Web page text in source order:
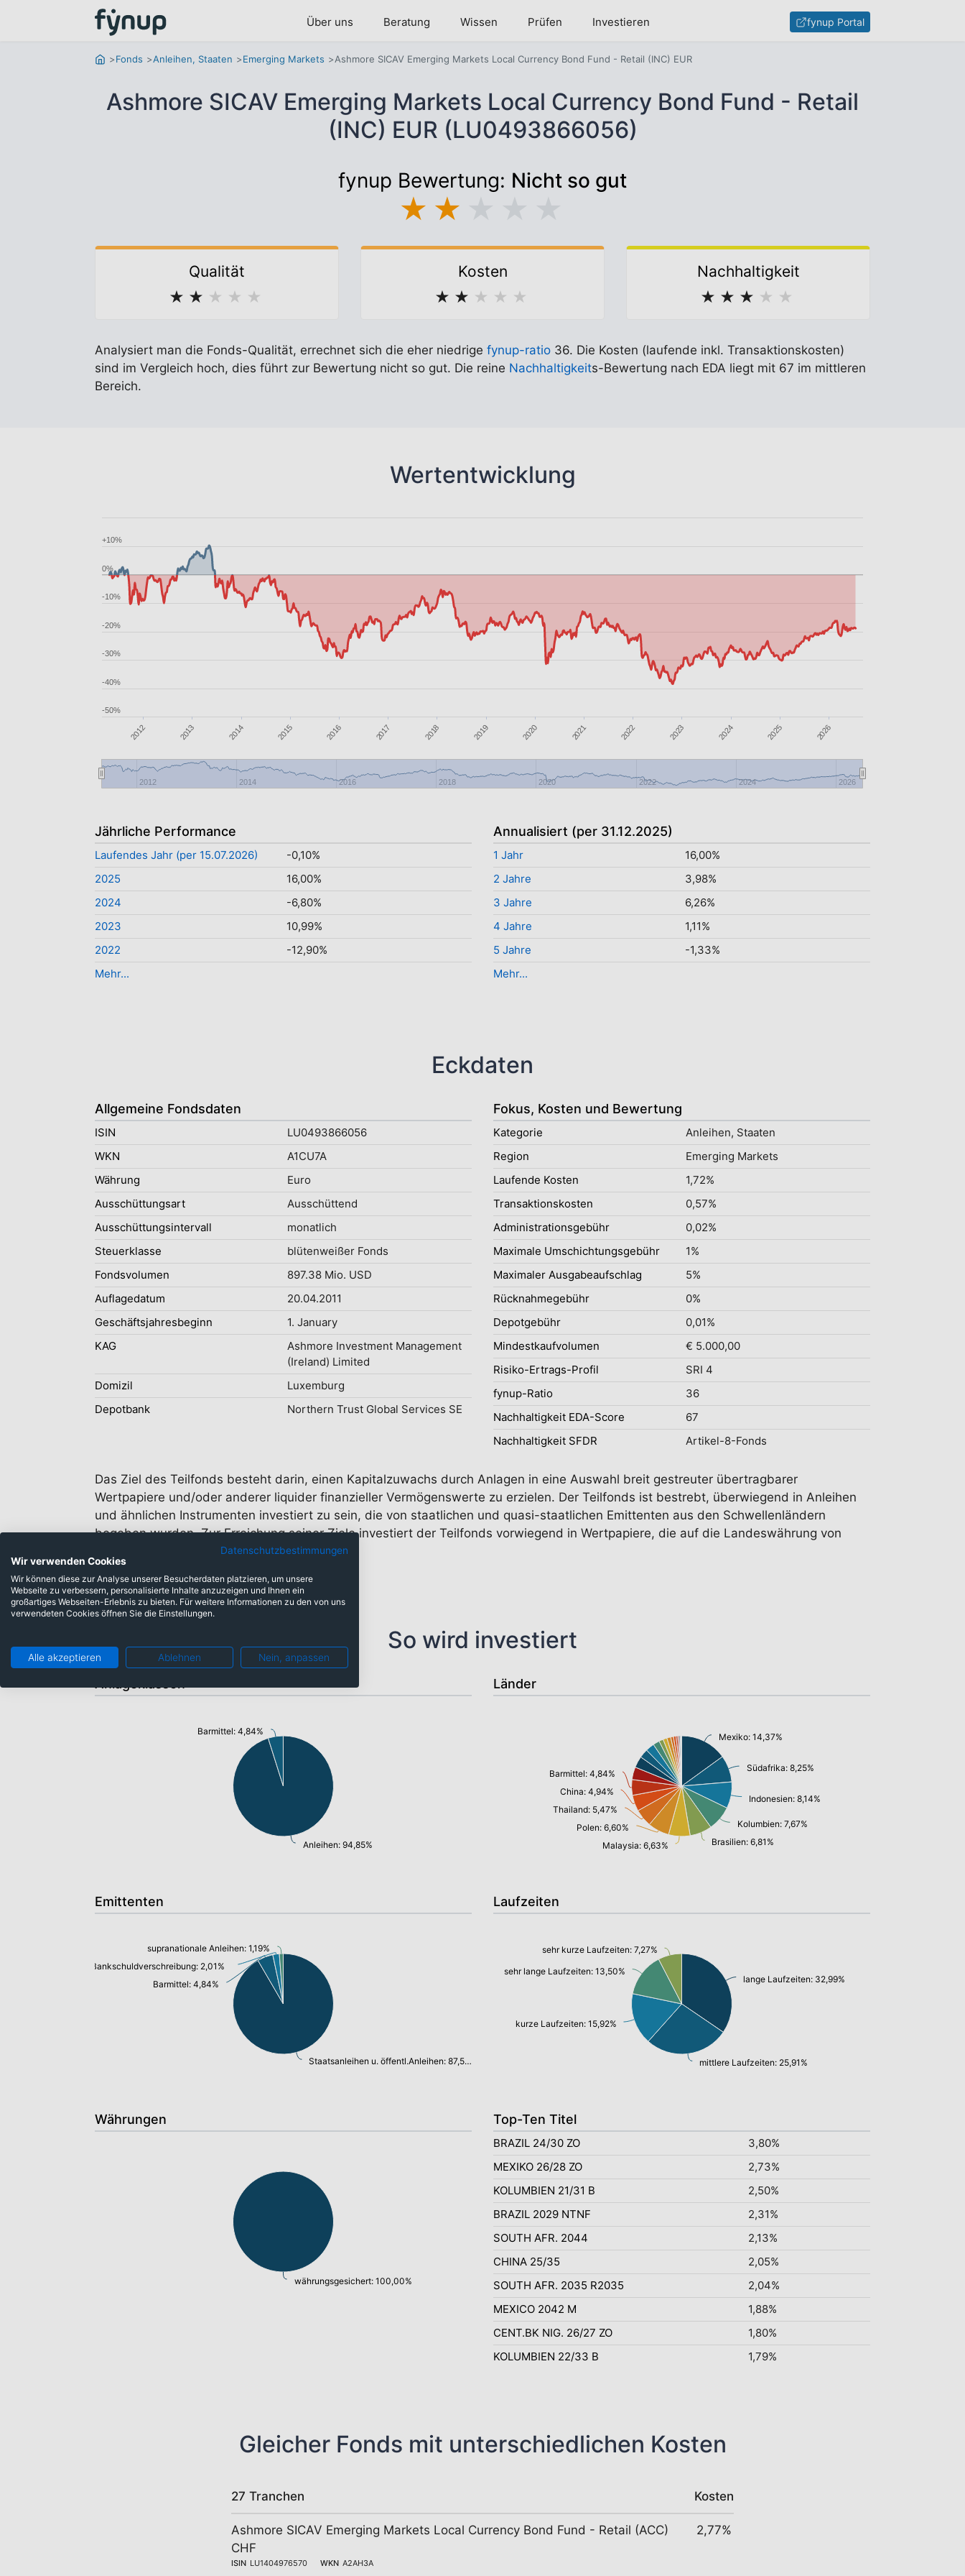
Über uns Beratung Wissen Prüfen Investieren fynup Portal
Fonds Anleihen, Staaten Emerging Markets Ashmore SICAV Emerging Markets Local Currency Bond Fund - Retail (INC) EUR
Ashmore SICAV Emerging Markets Local Currency Bond Fund - Retail
(INC) EUR (LU0493866056)
fynup Bewertung: Nicht so gut
★ ★
Qualität
★ ★ ★ ★ ★
Kosten
★ ★ ★ ★ ★
Nachhaltigkeit
★ ★ ★ ★ ★
Analysiert man die Fonds-Qualität, errechnet sich die eher niedrige fynup-ratio 36. Die Kosten (laufende inkl. Transaktionskosten)
sind im Vergleich hoch, dies führt zur Bewertung nicht so gut. Die reine Nachhaltigkeits-Bewertung nach EDA liegt mit 67 im mittleren
Bereich.
Wertentwicklung
2012 2013 2014 2015 2016 2017 2018 2019 2020 2021 2022 2023 2024 2025 2026
2012 2014 2016 2018 2020 2022 2024 2026
-50%
-40%
-30%
-20%
-10%
0%
+10%
Jährliche Performance
Laufendes Jahr (per 15.07.2026)
-0,10%
2025
16,00%
2024
-6,80%
2023
10,99%
2022
-12,90%
Mehr...
Annualisiert (per 31.12.2025)
1 Jahr
16,00%
2 Jahre
3,98%
3 Jahre
6,26%
4 Jahre
1,11%
5 Jahre
-1,33%
Mehr...
Eckdaten
Allgemeine Fondsdaten
ISIN
LU0493866056
WKN
A1CU7A
Währung
Euro
Ausschüttungsart
Ausschüttend
Ausschüttungsintervall
monatlich
Steuerklasse
blütenweißer Fonds
Fondsvolumen
897.38 Mio. USD
Auflagedatum
20.04.2011
Geschäftsjahresbeginn
1. January
KAG
Ashmore Investment Management
(Ireland) Limited
Domizil
Luxemburg
Depotbank
Northern Trust Global Services SE
Fokus, Kosten und Bewertung
Kategorie
Anleihen, Staaten
Region
Emerging Markets
Laufende Kosten
1,72%
Transaktionskosten
0,57%
Administrationsgebühr
0,02%
Maximale Umschichtungsgebühr
1%
Maximaler Ausgabeaufschlag
5%
Rücknahmegebühr
0%
Depotgebühr
0,01%
Mindestkaufvolumen
€ 5.000,00
Risiko-Ertrags-Profil
SRI 4
fynup-Ratio
36
Nachhaltigkeit EDA-Score
67
Nachhaltigkeit SFDR
Artikel-8-Fonds
Das Ziel des Teilfonds besteht darin, einen Kapitalzuwachs durch Anlagen in eine Auswahl breit gestreuter übertragbarer
Wertpapiere und/oder anderer liquider finanzieller Vermögenswerte zu erzielen. Der Teilfonds ist bestrebt, überwiegend in Anleihen
und ähnlichen Instrumenten investiert zu sein, die von staatlichen und quasi-staatlichen Emittenten aus den Schwellenländern
begeben wurden. Zur Erreichung seiner Ziele investiert der Teilfonds vorwiegend in Wertpapiere, die auf die Landeswährung von
Schwellenländern lauten.
So wird investiert
Anleihen: 94,85%
Barmittel: 4,84%
Länder
Mexiko: 14,37%
Südafrika: 8,25%
Indonesien: 8,14%
Kolumbien: 7,67%
Brasilien: 6,81%
Malaysia: 6,63%
Polen: 6,60%
Thailand: 5,47%
China: 4,94%
Barmittel: 4,84%
Emittenten
Staatsanleihen u. öffentl.Anleihen: 87,56%
Barmittel: 4,84%
Bankschuldverschreibung: 2,01%
supranationale Anleihen: 1,19%
Laufzeiten
lange Laufzeiten: 32,99%
mittlere Laufzeiten: 25,91%
kurze Laufzeiten: 15,92%
sehr lange Laufzeiten: 13,50%
sehr kurze Laufzeiten: 7,27%
Währungen
währungsgesichert: 100,00%
Top-Ten Titel
BRAZIL 24/30 ZO
3,80%
MEXIKO 26/28 ZO
2,73%
KOLUMBIEN 21/31 B
2,50%
BRAZIL 2029 NTNF
2,31%
SOUTH AFR. 2044
2,13%
CHINA 25/35
2,05%
SOUTH AFR. 2035 R2035
2,04%
MEXICO 2042 M
1,88%
CENT.BK NIG. 26/27 ZO
1,80%
KOLUMBIEN 22/33 B
1,79%
Gleicher Fonds mit unterschiedlichen Kosten
27 Tranchen Kosten
Ashmore SICAV Emerging Markets Local Currency Bond Fund - Retail (ACC)
CHF
ISIN LU1404976570 WKN A2AH3A
2,77%
Datenschutzbestimmungen
Wir verwenden Cookies
Wir können diese zur Analyse unserer Besucherdaten platzieren, um unsere
Webseite zu verbessern, personalisierte Inhalte anzuzeigen und Ihnen ein
großartiges Webseiten-Erlebnis zu bieten. Für weitere Informationen zu den von uns
verwendeten Cookies öffnen Sie die Einstellungen.
Alle akzeptieren Ablehnen Nein, anpassen